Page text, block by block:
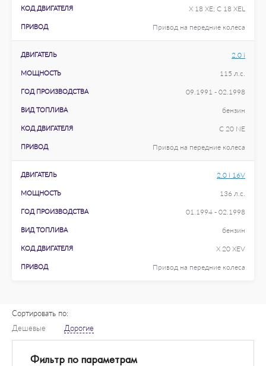
КОД ДВИГАТЕЛЯ X 18 XE; C 18 XEL
ПРИВОД Привод на передние колеса
ДВИГАТЕЛЬ 2.0 i
МОЩНОСТЬ 115 л.с.
ГОД ПРОИЗВОДСТВА 09.1991 - 02.1998
ВИД ТОПЛИВА бензин
КОД ДВИГАТЕЛЯ C 20 NE
ПРИВОД Привод на передние колеса
ДВИГАТЕЛЬ 2.0 i 16V
МОЩНОСТЬ 136 л.с.
ГОД ПРОИЗВОДСТВА 01.1994 - 02.1998
ВИД ТОПЛИВА бензин
КОД ДВИГАТЕЛЯ X 20 XEV
ПРИВОД Привод на передние колеса
Сортировать по:
Дешевые
Дорогие
Фильтр по параметрам